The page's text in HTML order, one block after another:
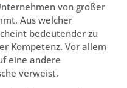
von großer
Aus welcher
bedeutender zu
Kompetenz. Vor allem
eine andere
verweist.